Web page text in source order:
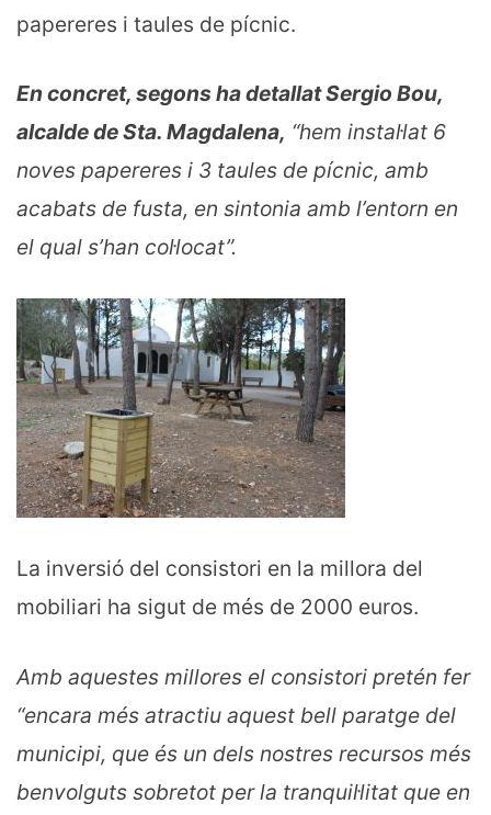
papereres i taules de pícnic.
En concret, segons ha detallat Sergio Bou,
alcalde de Sta. Magdalena, “hem instal·lat 6
noves papereres i 3 taules de pícnic, amb
acabats de fusta, en sintonia amb l’entorn en
el qual s’han col·locat”.
La inversió del consistori en la millora del
mobiliari ha sigut de més de 2000 euros.
Amb aquestes millores el consistori pretén fer
“encara més atractiu aquest bell paratge del
municipi, que és un dels nostres recursos més
benvolguts sobretot per la tranquil·litat que en